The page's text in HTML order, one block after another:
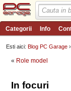
Categorii Info
Review-uri Wishlist
Esti aici:Blog PC Garage
« Role model
In focuri